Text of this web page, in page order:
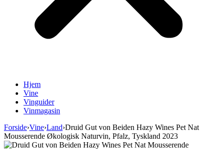
Hjem
Vine
Vinguider
Vinmagasin
Forside›Vine›Land›Druid Gut von Beiden Hazy Wines Pet Nat
Mousserende Økologisk Naturvin, Pfalz, Tyskland 2023